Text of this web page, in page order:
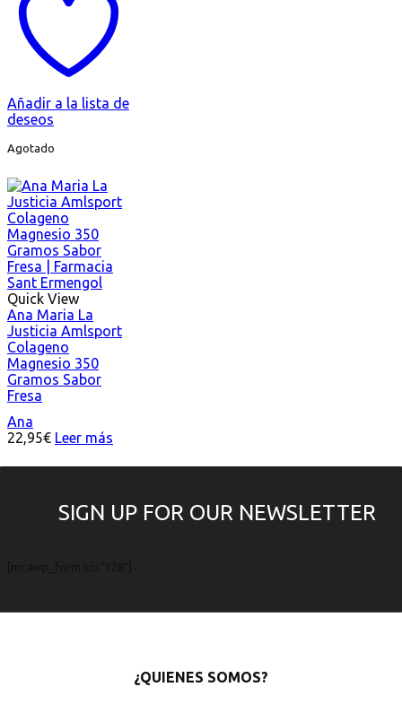
Añadir a la lista de
deseos
Agotado
Quick View
Ana Maria La
Justicia Amlsport
Colageno
Magnesio 350
Gramos Sabor
Fresa
Ana
22,95€ Leer más
SIGN UP FOR OUR NEWSLETTER
¿QUIENES SOMOS?